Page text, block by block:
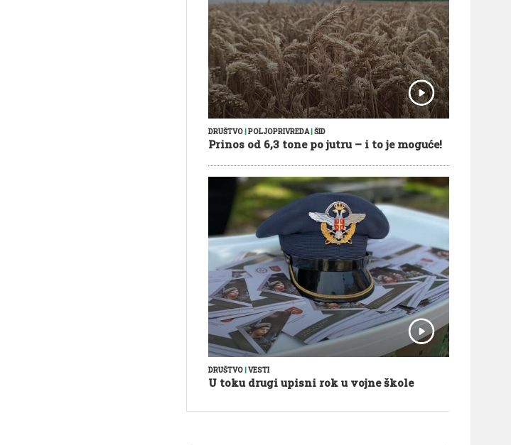
DRUŠTVO|POLJOPRIVREDA|ŠID
Prinos od 6,3 tone po jutru – i to je moguće!
DRUŠTVO VESTI
U toku drugi upisni rok u vojne škole